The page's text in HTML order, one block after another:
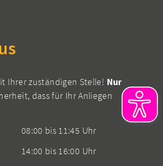
Ihrer zuständigen Stelle! Nur
dass für Ihr Anliegen
08:00 bis 11:45 Uhr
14:00 bis 16:00 Uhr